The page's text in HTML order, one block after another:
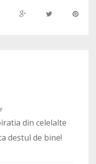
din celelalte
destul de bine!